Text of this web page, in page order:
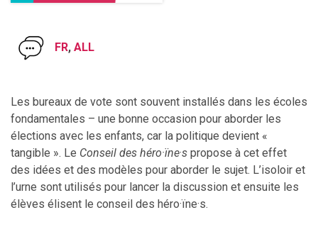
FR, ALL
Les bureaux de vote sont souvent installés dans les écoles
fondamentales – une bonne occasion pour aborder les
élections avec les enfants, car la politique devient «
tangible ». Le Conseil des héro·ïne·s propose à cet effet
des idées et des modèles pour aborder le sujet. L’isoloir et
l’urne sont utilisés pour lancer la discussion et ensuite les
élèves élisent le conseil des héro·ïne·s.